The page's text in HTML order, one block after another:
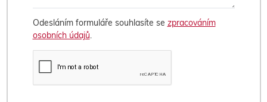
Odesláním formuláře souhlasíte se zpracováním
osobních údajů.